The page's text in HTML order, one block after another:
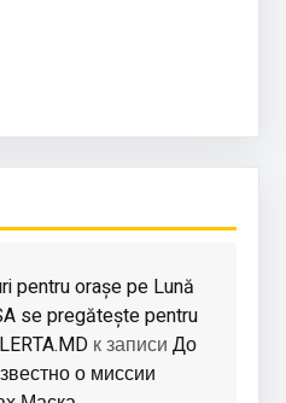
pentru orașe pe Lună
se pregătește pentru
к записи До
о миссии